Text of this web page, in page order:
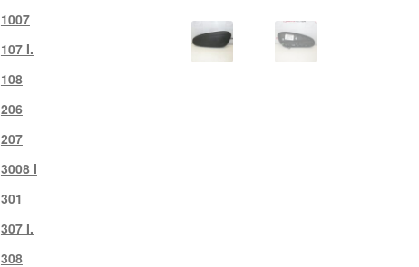
1007
107 I.
108
206
207
3008 I
301
307 I.
308